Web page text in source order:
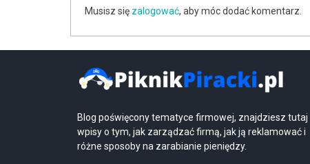
Musisz się zalogować, aby móc dodać komentarz.
Blog poświęcony tematyce firmowej, znajdziesz tutaj
wpisy o tym, jak zarządzać firmą, jak ją reklamować i
różne sposoby na zarabianie pieniędzy.